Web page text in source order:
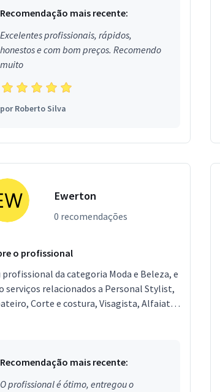
Recomendação mais recente:
Excelentes profissionais, rápidos,
honestos e com bom preços. Recomendo
muito
porRoberto Silva
Ewerton
0 recomendações
o profissional
profissional da categoria Moda e Beleza, e
serviços relacionados a Personal Stylist,
Corte e costura, Visagista, Alfaiate.
Recomendação mais recente:
O profissional é ótimo, entregou o